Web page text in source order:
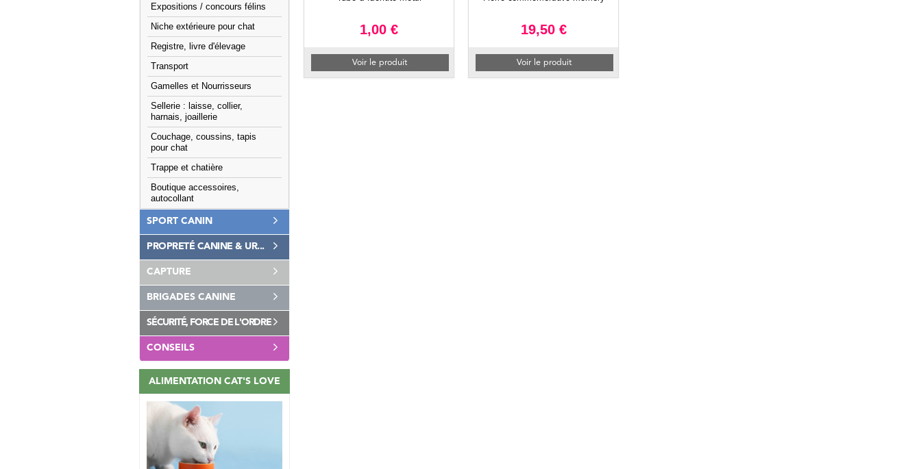
Expositions / concours félins
Niche extérieure pour chat
Registre, livre d'élevage
Transport
Gamelles et Nourrisseurs
Sellerie : laisse, collier,
harnais, joaillerie
Couchage, coussins, tapis
pour chat
Trappe et chatière
Boutique accessoires,
autocollant
SPORT CANIN
PROPRETÉ CANINE & UR...
CAPTURE
BRIGADES CANINE
SÉCURITÉ, FORCE DE L'ORDRE
CONSEILS
ALIMENTATION CAT'S LOVE
1,00 €
Voir le produit
19,50 €
Voir le produit